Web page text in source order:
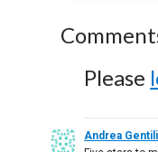
Please
Andrea